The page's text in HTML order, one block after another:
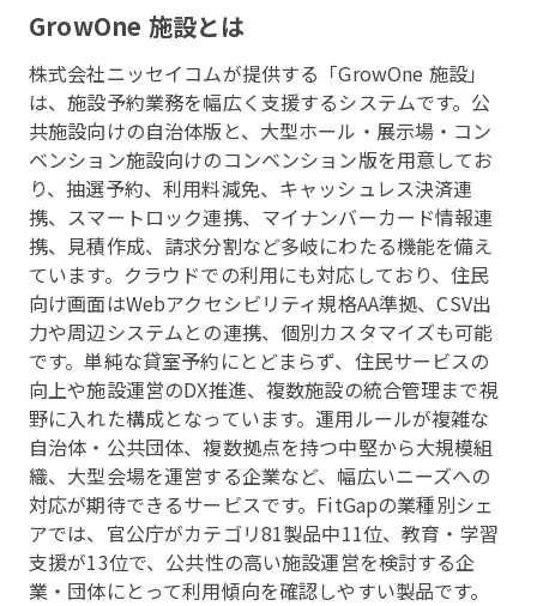
GrowOne 施設とは
株式会社ニッセイコムが提供する「GrowOne 施設」
は、施設予約業務を幅広く支援するシステムです。公
共施設向けの自治体版と、大型ホール・展示場・コン
ベンション施設向けのコンベンション版を用意してお
り、抽選予約、利用料減免、キャッシュレス決済連
携、スマートロック連携、マイナンバーカード情報連
携、見積作成、請求分割など多岐にわたる機能を備え
ています。クラウドでの利用にも対応しており、住民
向け画面はWebアクセシビリティ規格AA準拠、CSV出
力や周辺システムとの連携、個別カスタマイズも可能
です。単純な貸室予約にとどまらず、住民サービスの
向上や施設運営のDX推進、複数施設の統合管理まで視
野に入れた構成となっています。運用ルールが複雑な
自治体・公共団体、複数拠点を持つ中堅から大規模組
織、大型会場を運営する企業など、幅広いニーズへの
対応が期待できるサービスです。FitGapの業種別シェ
アでは、官公庁がカテゴリ81製品中11位、教育・学習
支援が13位で、公共性の高い施設運営を検討する企
業・団体にとって利用傾向を確認しやすい製品です。